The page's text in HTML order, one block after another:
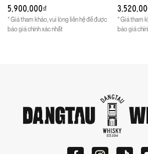
5,900,000₫
* Giá tham khảo, vui lòng liên hệ để được
báo giá chính xác nhất
* Giá tham
báo giá